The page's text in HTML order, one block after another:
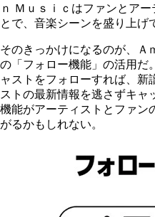
ｎ Ｍｕｓｉｃはファンとア
とで、音楽シーンを盛り上げ
そのきっかけになるのが、Ａ
の「フォロー機能」の活用だ
ャストをフォローすれば、新
ストの最新情報を逃さずキャ
機能がアーティストとファン
がるかもしれない。